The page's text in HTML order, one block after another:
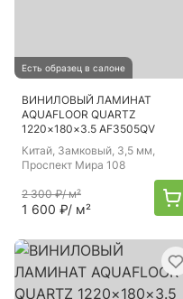
Есть образец в салоне
ВИНИЛОВЫЙ ЛАМИНАТ
AQUAFLOOR QUARTZ
1220×180×3.5 AF3505QV
Китай, Замковый, 3,5 мм,
Проспект Мира 108
2 300 ₽/ м²
1 600 ₽/ м²